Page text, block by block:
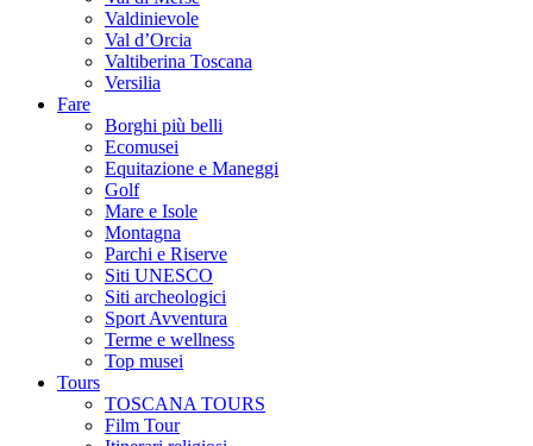
Valdinievole
Val d’Orcia
Valtiberina Toscana
Versilia
Fare
Borghi più belli
Ecomusei
Equitazione e Maneggi
Golf
Mare e Isole
Montagna
Parchi e Riserve
Siti UNESCO
Siti archeologici
Sport Avventura
Terme e wellness
Top musei
Tours
TOSCANA TOURS
Film Tour